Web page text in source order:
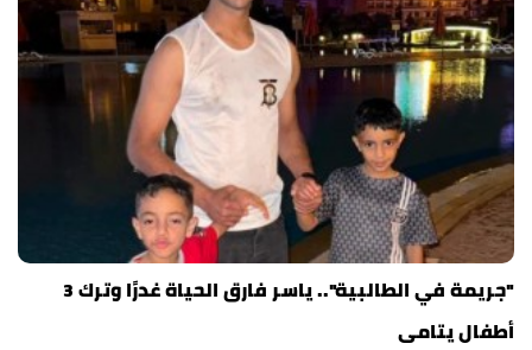
"جريمة في الطالبية".. ياسر فارق الحياة غدرًا وترك 3
أطفال يتامى